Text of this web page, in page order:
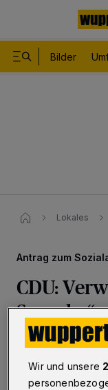
Bilder
Lokales
Antrag zum
CDU:
Sprache“
Wuppertal·Die
Sprache
Antrag gestellt,
Wir und unsere